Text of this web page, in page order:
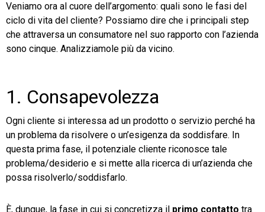
Veniamo ora al cuore dell’argomento: quali sono le fasi del
ciclo di vita del cliente? Possiamo dire che i principali step
che attraversa un consumatore nel suo rapporto con l’azienda
sono cinque. Analizziamole più da vicino.
1. Consapevolezza
Ogni cliente si interessa ad un prodotto o servizio perché ha
un problema da risolvere o un’esigenza da soddisfare. In
questa prima fase, il potenziale cliente riconosce tale
problema/desiderio e si mette alla ricerca di un’azienda che
possa risolverlo/soddisfarlo.
È, dunque, la fase in cui si concretizza il primo contatto tra